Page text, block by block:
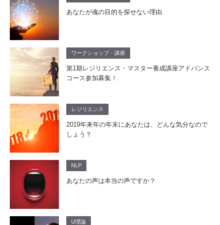
あなたが魂の目的を探せない理由
ワークショップ・講座
第1期レジリエンス・マスター養成講座アドバンス
コース参加募集！
レジリエンス
2019年来年の年末にあなたは、どんな気分なので
しょう？
NLP
あなたの声は本当の声ですか？
U理論